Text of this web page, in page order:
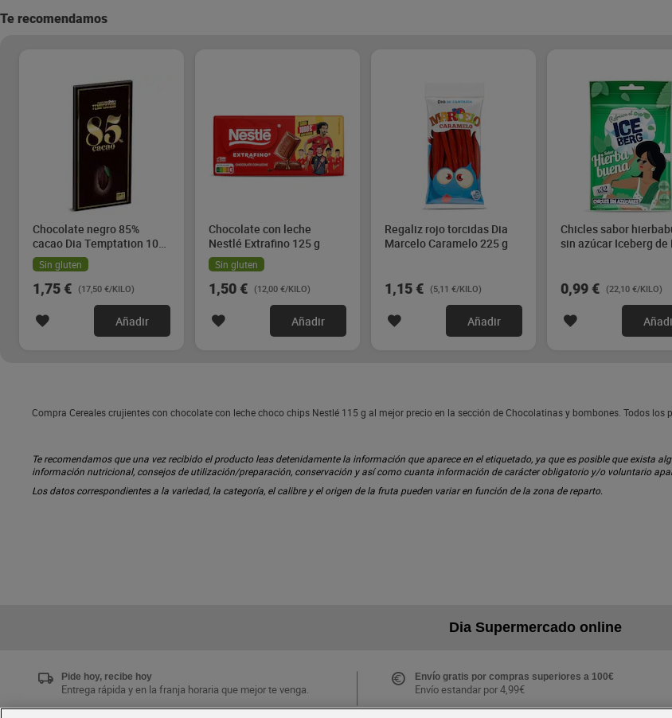
Te recomendamos
Chocolate negro 85%
cacao Dia Temptation 100
gSin gluten
1,75 € (17,50 €/KILO)
Añadir
Chocolate con leche
Nestlé Extrafino 125 g
Sin gluten
1,50 € (12,00 €/KILO)
Añadir
Regaliz rojo torcidas Dia
Marcelo Caramelo 225 g
1,15 € (5,11 €/KILO)
Añadir
Chicles sabor
sin azúcar Iceberg de
0,99 € (22,10 €/KILO)
Compra Cereales crujientes con chocolate con leche choco chips Nestlé 115 g al mejor precio en la sección de Chocolatinas y bombones. Todos los
Te recomendamos que una vez recibido el producto leas detenidamente la información que aparece en el etiquetado, ya que es posible que exista
información nutricional, consejos de utilización/preparación, conservación y así como cuanta información de carácter obligatorio y/o voluntario
Los datos correspondientes a la variedad, la categoría, el calibre y el origen de la fruta pueden variar en función de la zona de reparto.
Dia Supermercado online
Pide hoy, recibe hoy
Entrega rápida y en la franja horaria que mejor te venga.
Envío gratis por compras superiores a 100€
Envío estandar por 4,99€